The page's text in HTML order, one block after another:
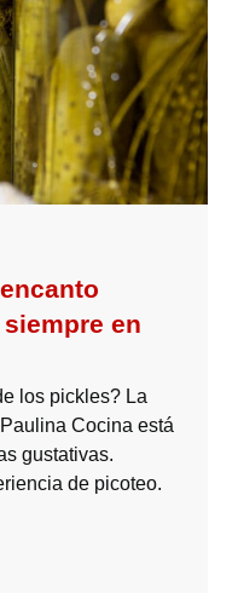
en
los pickles? La
Cocina está
gustativas.
de picoteo.